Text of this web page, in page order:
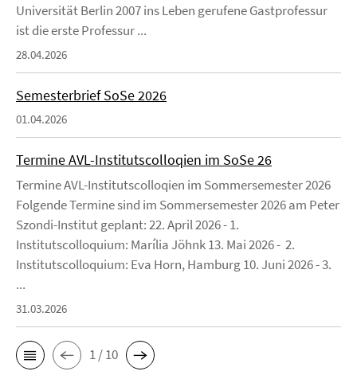
Universität Berlin 2007 ins Leben gerufene Gastprofessur
ist die erste Professur ...
28.04.2026
Semesterbrief SoSe 2026
01.04.2026
Termine AVL-Institutscolloqien im SoSe 26
Termine AVL-Institutscolloqien im Sommersemester 2026
Folgende Termine sind im Sommersemester 2026 am Peter
Szondi-Institut geplant: 22. April 2026 - 1.
Institutscolloquium: Marília Jöhnk 13. Mai 2026 - 2.
Institutscolloquium: Eva Horn, Hamburg 10. Juni 2026 - 3.
...
31.03.2026
1 / 10